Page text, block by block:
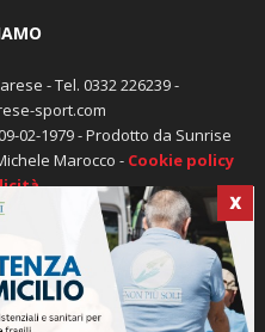
X
- Tel. 0332 226239 -
sport.com
02-1979 - Prodotto da Sunrise
Marocco - Cookie policy
sport.com